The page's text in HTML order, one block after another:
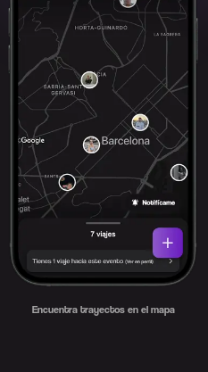
Encuentra trayectos en el mapa